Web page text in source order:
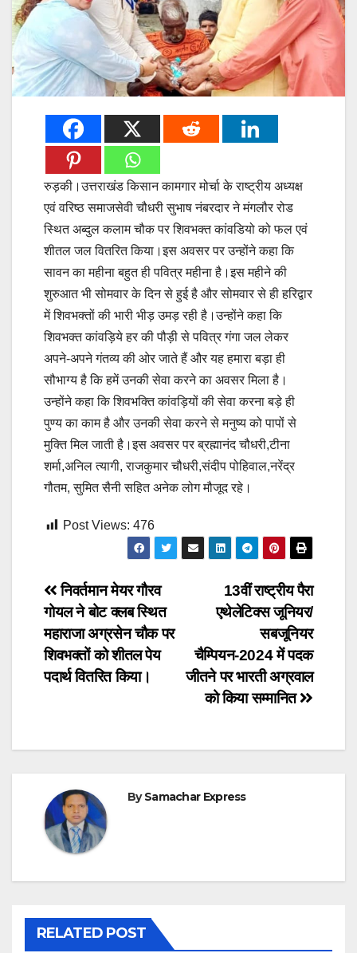
रुड़की।उत्तराखंड किसान कामगार मोर्चा के राष्ट्रीय अध्यक्ष
एवं वरिष्ठ समाजसेवी चौधरी सुभाष नंबरदार ने मंगलौर रोड
स्थित अब्दुल कलाम चौक पर शिवभक्त कांवडियो को फल एवं
शीतल जल वितरित किया।इस अवसर पर उन्होंने कहा कि
सावन का महीना बहुत ही पवित्र महीना है।इस महीने की
शुरुआत भी सोमवार के दिन से हुई है और सोमवार से ही हरिद्वार
में शिवभक्तों की भारी भीड़ उमड़ रही है।उन्होंने कहा कि
शिवभक्त कांवड़िये हर की पौड़ी से पवित्र गंगा जल लेकर
अपने-अपने गंतव्य की ओर जाते हैं और यह हमारा बड़ा ही
सौभाग्य है कि हमें उनकी सेवा करने का अवसर मिला है।
उन्होंने कहा कि शिवभक्ति कांवड़ियों की सेवा करना बड़े ही
पुण्य का काम है और उनकी सेवा करने से मनुष्य को पापों से
मुक्ति मिल जाती है।इस अवसर पर ब्रह्मानंद चौधरी,टीना
शर्मा,अनिल त्यागी, राजकुमार चौधरी,संदीप पोहिवाल,नरेंद्र
गौतम, सुमित सैनी सहित अनेक लोग मौजूद रहे।
Post Views: 476
Post
navigation
13वीं राष्ट्रीय पैरा
एथेलेटिक्स जूनियर/
सबजूनियर
चैम्पियन-2024 में पदक
जीतने पर भारती अग्रवाल
को किया सम्मानित
निवर्तमान मेयर गौरव
गोयल ने बोट क्लब स्थित
महाराजा अग्रसेन चौक पर
शिवभक्तों को शीतल पेय
पदार्थ वितरित किया।
BySamachar Express
RELATED POST